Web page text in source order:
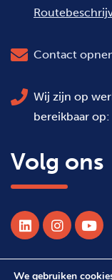
Contact
Wij zijn op
bereikbaar op:
Volg ons
We gebruiken